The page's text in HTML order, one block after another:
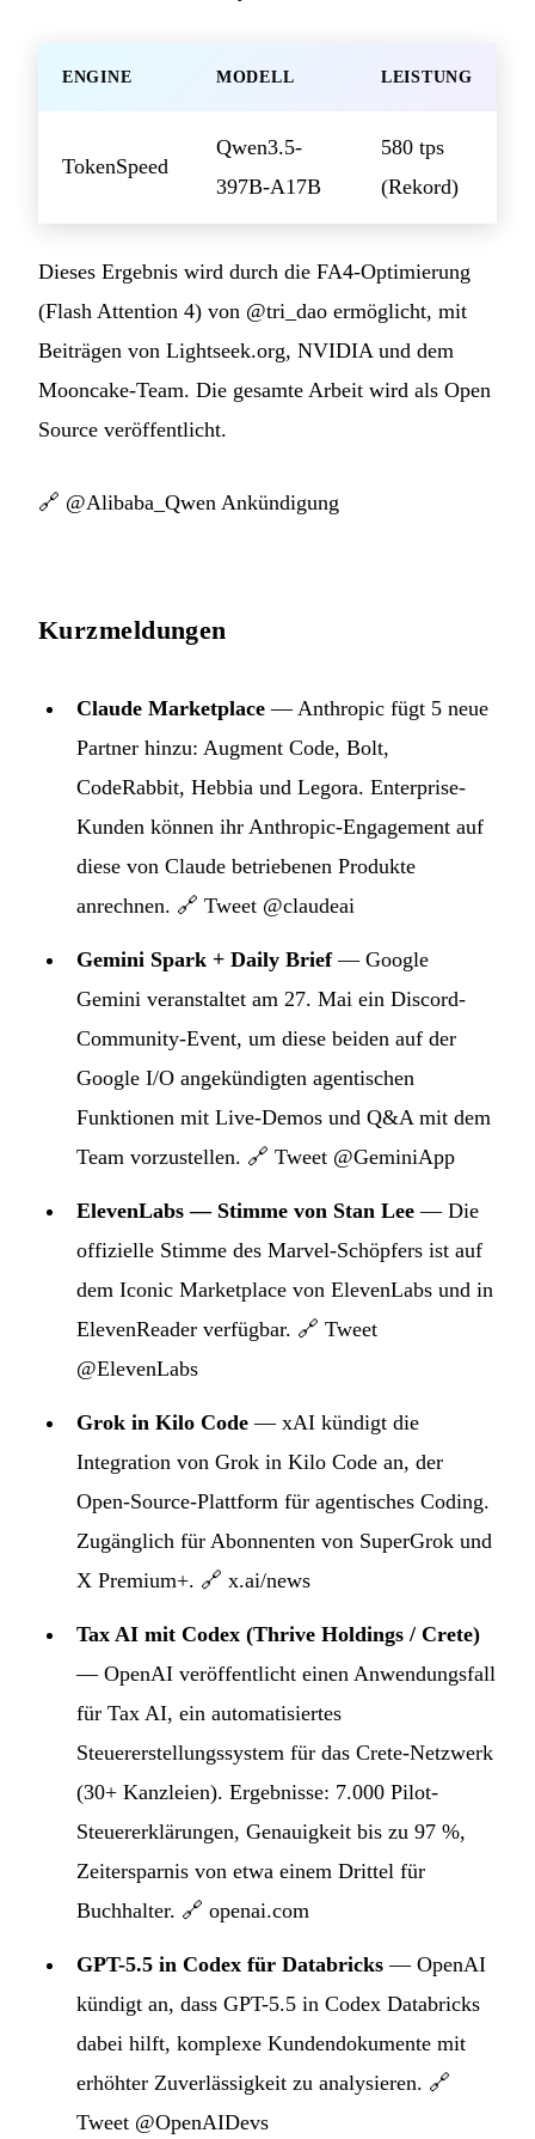
ENGINE MODELL LEISTUNG
TokenSpeed
Qwen3.5-
397B-A17B
580 tps
(Rekord)
Dieses Ergebnis wird durch die FA4-Optimierung
(Flash Attention 4) von @tri_dao ermöglicht, mit
Beiträgen von Lightseek.org, NVIDIA und dem
Mooncake-Team. Die gesamte Arbeit wird als Open
Source veröffentlicht.
🔗 @Alibaba_Qwen Ankündigung
Kurzmeldungen
Claude Marketplace — Anthropic fügt 5 neue
Partner hinzu: Augment Code, Bolt,
CodeRabbit, Hebbia und Legora. Enterprise-
Kunden können ihr Anthropic-Engagement auf
diese von Claude betriebenen Produkte
anrechnen. 🔗 Tweet @claudeai
Gemini Spark + Daily Brief— Google
Gemini veranstaltet am 27. Mai ein Discord-
Community-Event, um diese beiden auf der
Google I/O angekündigten agentischen
Funktionen mit Live-Demos und Q&A mit dem
Team vorzustellen. 🔗 Tweet @GeminiApp
ElevenLabs — Stimme von Stan Lee — Die
offizielle Stimme des Marvel-Schöpfers ist auf
dem Iconic Marketplace von ElevenLabs und in
ElevenReader verfügbar. 🔗 Tweet
@ElevenLabs
Grok in Kilo Code — xAI kündigt die
Integration von Grok in Kilo Code an, der
Open-Source-Plattform für agentisches Coding.
Zugänglich für Abonnenten von SuperGrok und
X Premium+. 🔗 x.ai/news
Tax AI mit Codex (Thrive Holdings / Crete)
— OpenAI veröffentlicht einen Anwendungsfall
für Tax AI, ein automatisiertes
Steuererstellungssystem für das Crete-Netzwerk
(30+ Kanzleien). Ergebnisse: 7.000 Pilot-
Steuererklärungen, Genauigkeit bis zu 97 %,
Zeitersparnis von etwa einem Drittel für
Buchhalter. 🔗 openai.com
GPT-5.5 in Codex für Databricks — OpenAI
kündigt an, dass GPT-5.5 in Codex Databricks
dabei hilft, komplexe Kundendokumente mit
erhöhter Zuverlässigkeit zu analysieren. 🔗
Tweet @OpenAIDevs